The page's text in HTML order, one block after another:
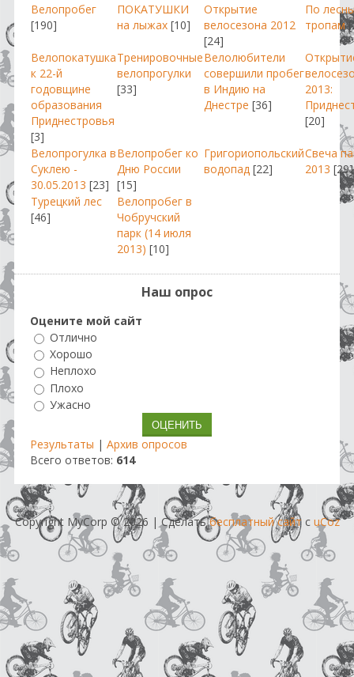
Велопробег
[190]
ПОКАТУШКИ
на лыжах [10]
Открытие
велосезона 2012
[24]
По
тропам
Велопокатушка
к 22-й
годовщине
образования
Приднестровья
[3]
Тренировочные
велопрогулки
[33]
Велолюбители
совершили пробег
в Индию на
Днестре [36]
2013:
[20]
Велопрогулка в
Суклею -
30.05.2013 [23]
Велопробег ко
Дню России
[15]
Григориопольский
водопад [22]
Свеча
2013 [29]
Турецкий лес
[46]
Велопробег в
Чобручский
парк (14 июля
2013) [10]
Наш опрос
Оцените мой сайт
Отлично
Хорошо
Неплохо
Плохо
Ужасно
Результаты | Архив опросов
Всего ответов: 614
Copyright MyCorp © 2026 |Сделатьбесплатный сайтс uCoz